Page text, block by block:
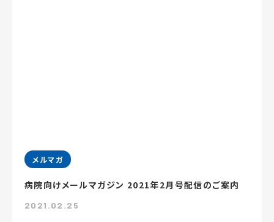
メルマガ
病院向けメールマガジン 2021年2月号配信のご案内
2021.02.25